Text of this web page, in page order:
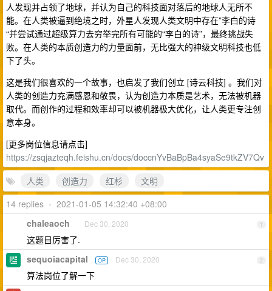
人发现并占领了地球，并认为自己的科技面对落后的地球人无所不
能。在人类被逼到绝境之时，外星人发现人类文明中存在”李白的诗
“并尝试通过超级算力去穷举完所有可能的“李白的诗”，最终挑战失
败。在人类的本质创造力的力量面前，无比强大的神级文明科技也低
下了头。
这是我们很喜欢的一个故事，也启发了我们创立 [诗云科技] 。我们对
人类的创造力充满感恩和敬畏，认为创造力本质是艺术，无法被机器
取代。而创作的过程和效率却可以被机器极大优化，让人类更专注创
意本身。
[更多岗位信息请点击]
https://zsqjazteqh.feishu.cn/docs/doccnYvBaBpBa4syaSe9tkZV7Qv
人类
创造力 红杉
文明
14 replies • 2021-01-05 14:32:40 +08:00
1
chaleaoch Dec 30, 2020
这题目厉害了.
2
sequoiacapital OP Dec 30, 2020
算法岗位了解一下